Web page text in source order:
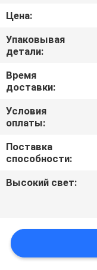
МЫ
СПРОСИТЕ
ЦИТАТУ
КАРТА
САЙТА
POLICY
Цена:
Упаковывая
детали:
Время
доставки:
Условия
оплаты:
Поставка
способности:
Высокий свет: